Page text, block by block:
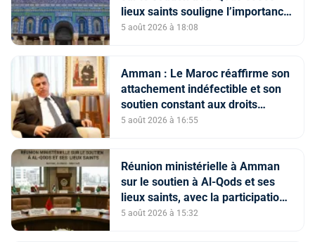
lieux saints souligne l’importance
du rôle du Comité Al Qods
5 août 2026 à 18:08
Amman : Le Maroc réaffirme son
attachement indéfectible et son
soutien constant aux droits
légitimes du peuple palestinien
5 août 2026 à 16:55
Réunion ministérielle à Amman
sur le soutien à Al-Qods et ses
lieux saints, avec la participation
du Maroc
5 août 2026 à 15:32